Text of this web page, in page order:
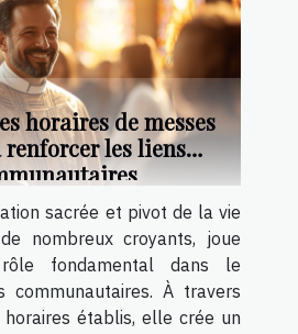
horaires de messes
les liens
sacrée et pivot de la vie
nombreux croyants, joue
fondamental dans le
communautaires. À travers
établis, elle crée un